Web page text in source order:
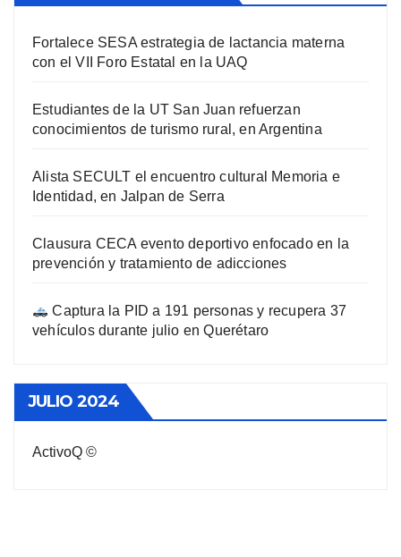
Fortalece SESA estrategia de lactancia materna
con el VII Foro Estatal en la UAQ
Estudiantes de la UT San Juan refuerzan
conocimientos de turismo rural, en Argentina
Alista SECULT el encuentro cultural Memoria e
Identidad, en Jalpan de Serra
Clausura CECA evento deportivo enfocado en la
prevención y tratamiento de adicciones
Captura la PID a 191 personas y recupera 37
vehículos durante julio en Querétaro
JULIO 2024
ActivoQ ©